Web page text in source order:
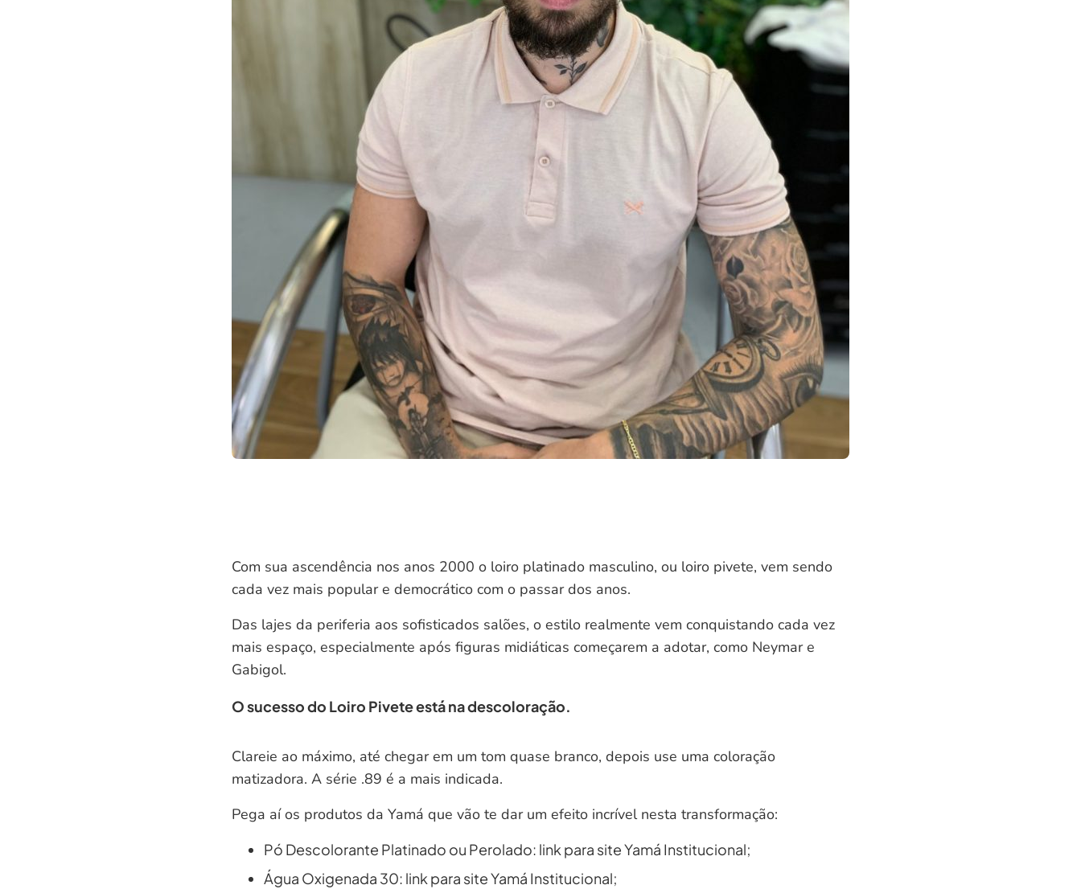
Com sua ascendência nos anos 2000 o loiro platinado masculino, ou loiro pivete, vem sendo
cada vez mais popular e democrático com o passar dos anos.
Das lajes da periferia aos sofisticados salões, o estilo realmente vem conquistando cada vez
mais espaço, especialmente após figuras midiáticas começarem a adotar, como Neymar e
Gabigol.
O sucesso do Loiro Pivete está na descoloração.
Clareie ao máximo, até chegar em um tom quase branco, depois use uma coloração
matizadora. A série .89 é a mais indicada.
Pega aí os produtos da Yamá que vão te dar um efeito incrível nesta transformação:
Pó Descolorante Platinado ou Perolado: link para site Yamá Institucional;
Água Oxigenada 30: link para site Yamá Institucional;